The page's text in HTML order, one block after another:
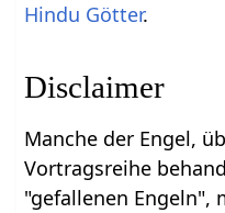
Hindu Götter.
Disclaimer
Manche der Engel,
Vortragsreihe
"gefallenen Engeln",